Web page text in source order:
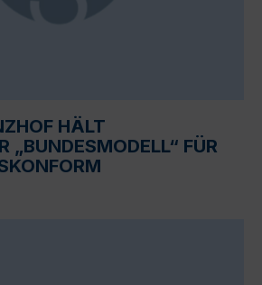
HÄLT
„BUNDESMODELL“ FÜR